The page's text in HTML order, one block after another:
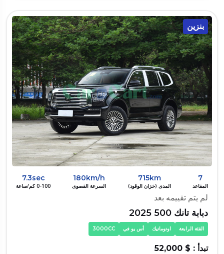
بنزين
7
المقاعد
715km
المدى (خزان الوقود)
180km/h
السرعة القصوى
7.3sec
0-100 كم/ساعة
لم يتم تقييمه بعد
دبابة تانك 500 2025
الفئة الرابعة اوتوماتيك أس يو في 3000CC
تبدأ : $ 52,000